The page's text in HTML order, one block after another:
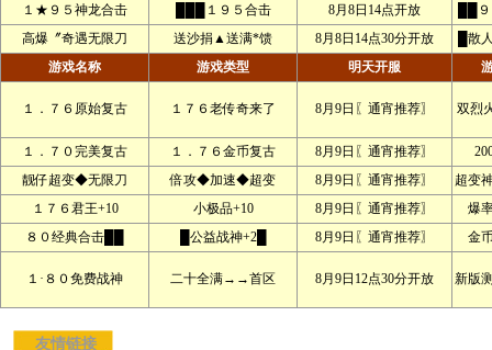
１★９５神龙合击
███１９５合击 8月8日14点开放
██
高爆〞奇遇无限刀
送沙捐▲送满*馈 8月8日14点30分开放
█散
游戏名称
游戏类型 明天开服
１．７６原始复古 １７６老传奇来了 8月9日〖通宵推荐〗 双烈
１．７０完美复古 １．７６金币复古 8月9日〖通宵推荐〗
靓仔超变◆无限刀
倍攻◆加速◆超变 8月9日〖通宵推荐〗
超变
１７６君王+10
小极品+10 8月9日〖通宵推荐〗
爆
８０经典合击██
█公益战神+2█ 8月9日〖通宵推荐〗 金
１·８０免费战神 二十全满→→首区 8月9日12点30分开放 新版
友情链接